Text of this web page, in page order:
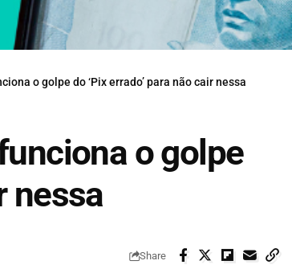
o golpe do ‘Pix errado’ para não cair nessa
o golpe
nessa
Share